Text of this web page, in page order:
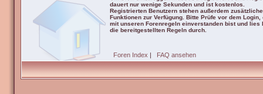
dauert nur wenige Sekunden und ist kostenlos.
Registrierten Benutzern stehen außerdem zusätzliche
Funktionen zur Verfügung. Bitte Prüfe vor dem Login,
mit unseren Forenregeln einverstanden bist und lies
die bereitgestellten Regeln durch.
Foren Index | FAQ ansehen